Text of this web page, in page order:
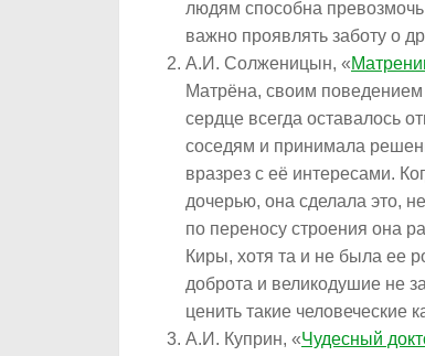
людям способна превозмочь
важно проявлять заботу о
А.И. Солженицын, «
Матрёна, своим
сердце всегда оставалось
соседям и принимала
вразрез с её интересами.
дочерью, она сделала это,
по переносу строения она
Киры, хотя та и не была ее
доброта и великодушие не
ценить такие человеческие
А.И. Куприн, «Чудесный